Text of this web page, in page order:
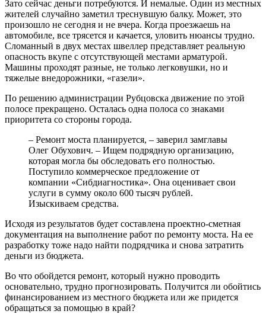
Зато сейчас деньги потребуются. И немалые. Один из местных
жителей случайно заметил треснувшую балку. Может, это
произошло не сегодня и не вчера. Когда проезжаешь на
автомобиле, все трясется и качается, уловить нюансы трудно.
Сломанный в двух местах швеллер представляет реальную
опасность вкупе с отсутствующей местами арматурой.
Машины проходят разные, не только легковушки, но и
тяжелые внедорожники, «газели».
По решению администрации Рубцовска движение по этой
полосе прекращено. Осталась одна полоса со знаками
приоритета со стороны города.
– Ремонт моста планируется, – заверил замглавы
Олег Обухович. – Ищем подрядную организацию,
которая могла бы обследовать его полностью.
Поступило коммерческое предложение от
компании «Сибдиагностика». Она оценивает свои
услуги в сумму около 600 тысяч рублей.
Изыскиваем средства.
Исходя из результатов будет составлена проектно-сметная
документация на выполнение работ по ремонту моста. На ее
разработку тоже надо найти подрядчика и снова затратить
деньги из бюджета.
Во что обойдется ремонт, который нужно проводить
основательно, трудно прогнозировать. Получится ли обойтись
финансированием из местного бюджета или же придется
обращаться за помощью в край?